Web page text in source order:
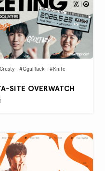
#GgulTaek
#Knife
SITE OVERWATCH